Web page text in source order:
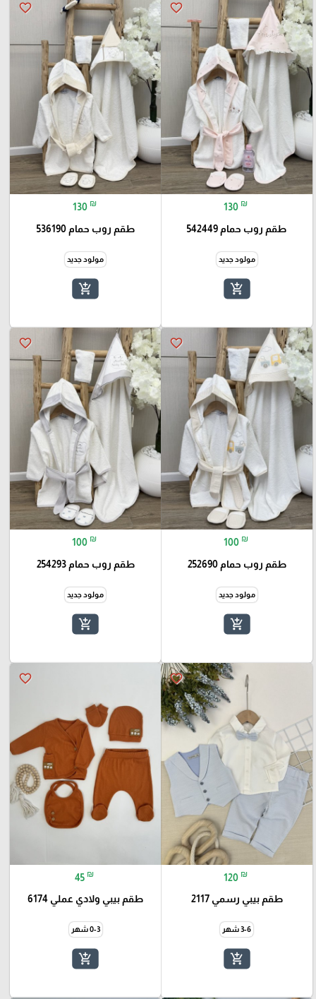
favorite_border
130 ₪
طقم روب حمام 542449
مولود جديد
add_shopping_cart
favorite_border
130 ₪
طقم روب حمام 536190
مولود جديد
add_shopping_cart
favorite_border
100 ₪
طقم روب حمام 252690
مولود جديد
add_shopping_cart
favorite_border
100 ₪
طقم روب حمام 254293
مولود جديد
add_shopping_cart
favorite_border
120 ₪
طقم بيبي رسمي 2117
3-6 شهر
add_shopping_cart
favorite_border
45 ₪
طقم بيبي ولادي عملي 6174
0-3 شهر
add_shopping_cart